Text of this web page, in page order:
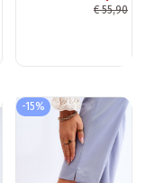
€ 55,90
-15%